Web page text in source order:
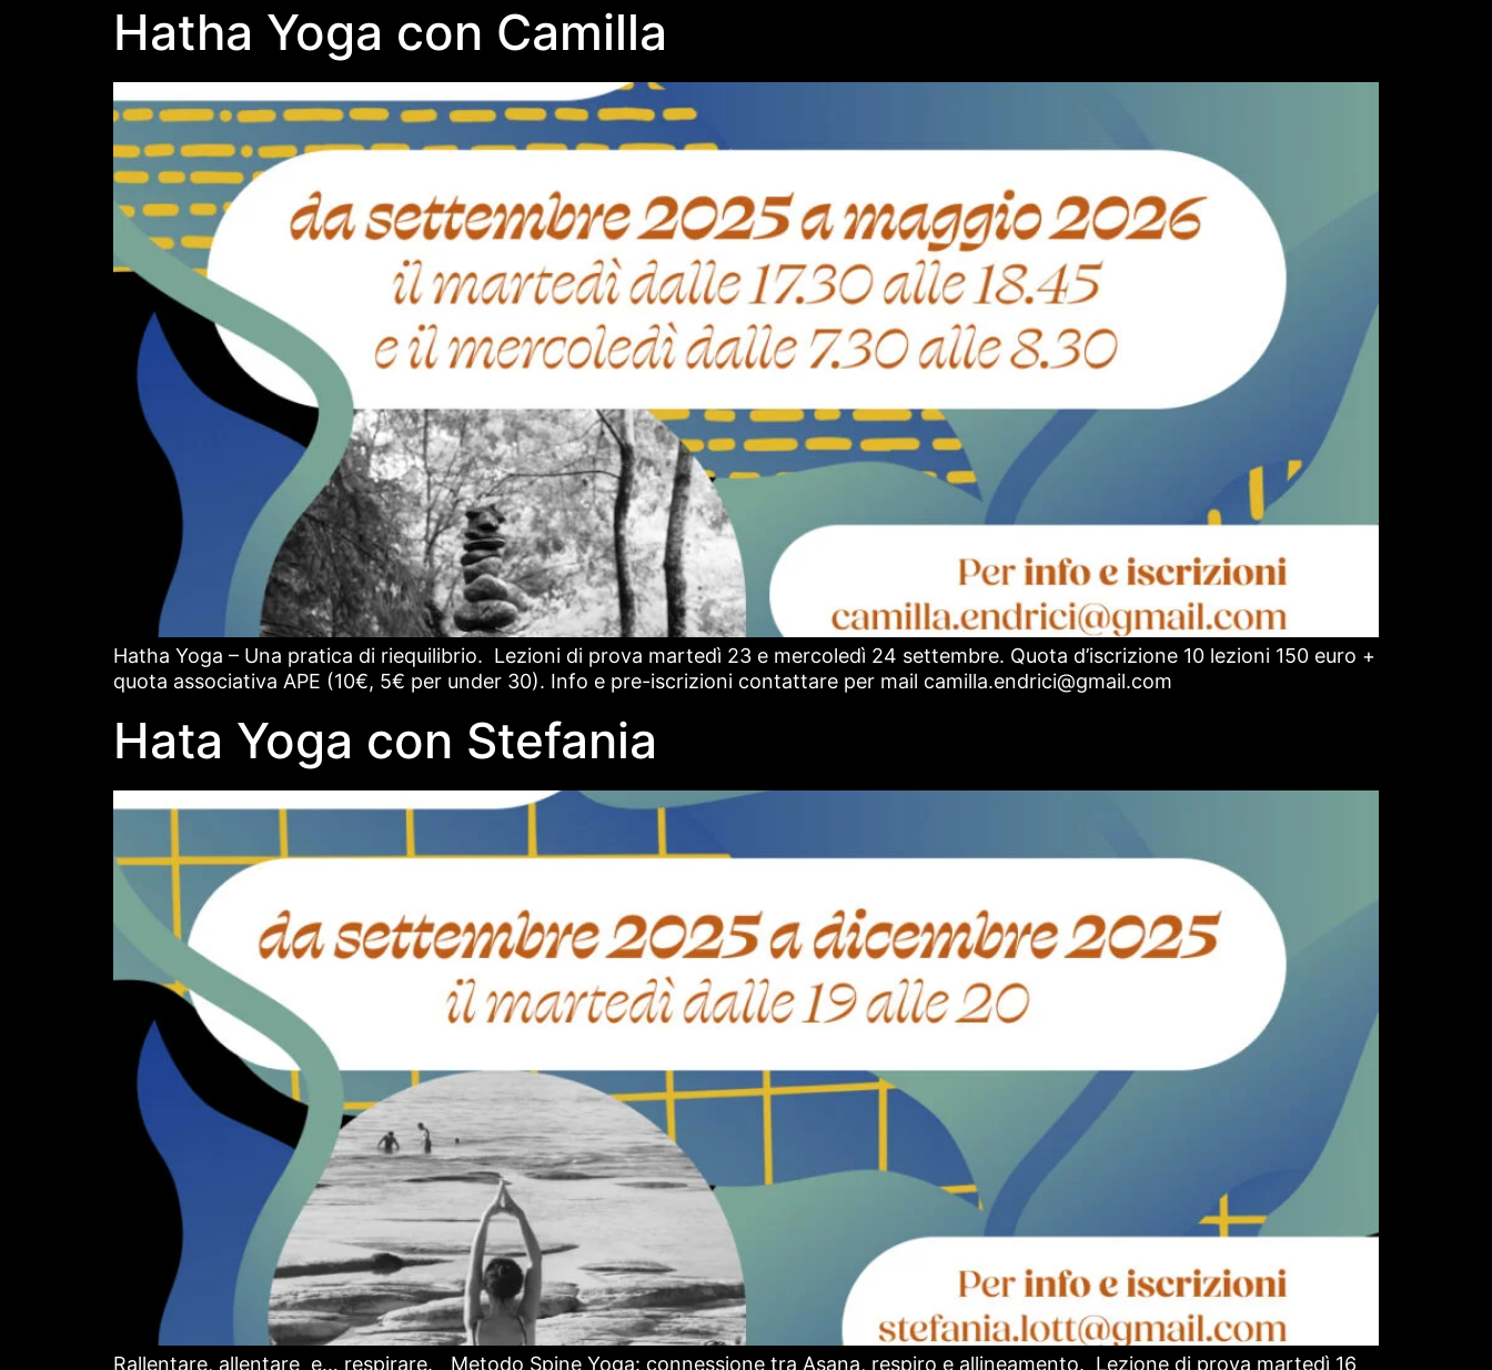
Hatha Yoga con Camilla
Hatha Yoga – Una pratica di riequilibrio. Lezioni di prova martedì 23 e mercoledì 24 settembre. Quota d’iscrizione 10 lezioni 150 euro +
quota associativa APE (10€, 5€ per under 30). Info e pre-iscrizioni contattare per mail camilla.endrici@gmail.com
Hata Yoga con Stefania
Rallentare, allentare e… respirare. Metodo Spine Yoga: connessione tra Asana, respiro e allineamento. Lezione di prova martedì 16